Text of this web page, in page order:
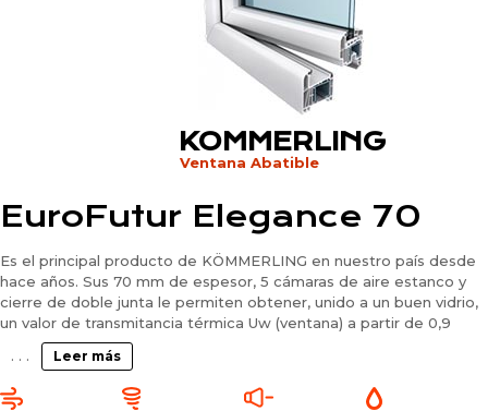
KOMMERLING
Ventana Abatible
EuroFutur Elegance 70
Es el principal producto de KÖMMERLING en nuestro país desde
hace años. Sus 70 mm de espesor, 5 cámaras de aire estanco y
cierre de doble junta le permiten obtener, unido a un buen vidrio,
un valor de transmitancia térmica Uw (ventana) a partir de 0,9
W/m2K. Además, cuenta con el Certificado de Calidad de AENOR,
ISO 9001.
EuroFutur Elegance cuenta con un elegante diseño de suaves
. . . Leer más